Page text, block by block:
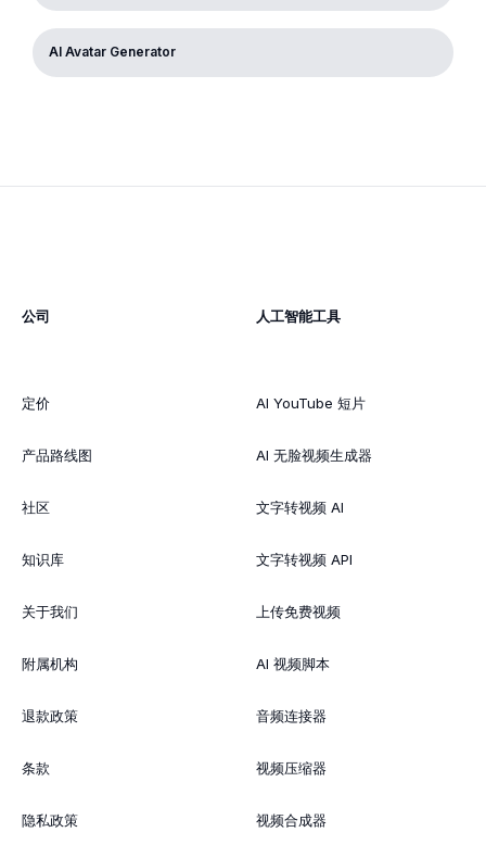
AI Avatar Generator
公司
定价
产品路线图
社区
知识库
关于我们
附属机构
退款政策
条款
隐私政策
人工智能工具
AI YouTube 短片
AI 无脸视频生成器
文字转视频 AI
文字转视频 API
上传免费视频
AI 视频脚本
音频连接器
视频压缩器
视频合成器